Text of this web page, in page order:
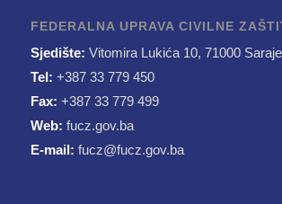
FEDERALNA UPRAVA CIVILNE
Sjedište: Vitomira Lukića 10, 71000
Tel: +387 33 779 450
Fax: +387 33 779 499
Web: fucz.gov.ba
E-mail: fucz@fucz.gov.ba